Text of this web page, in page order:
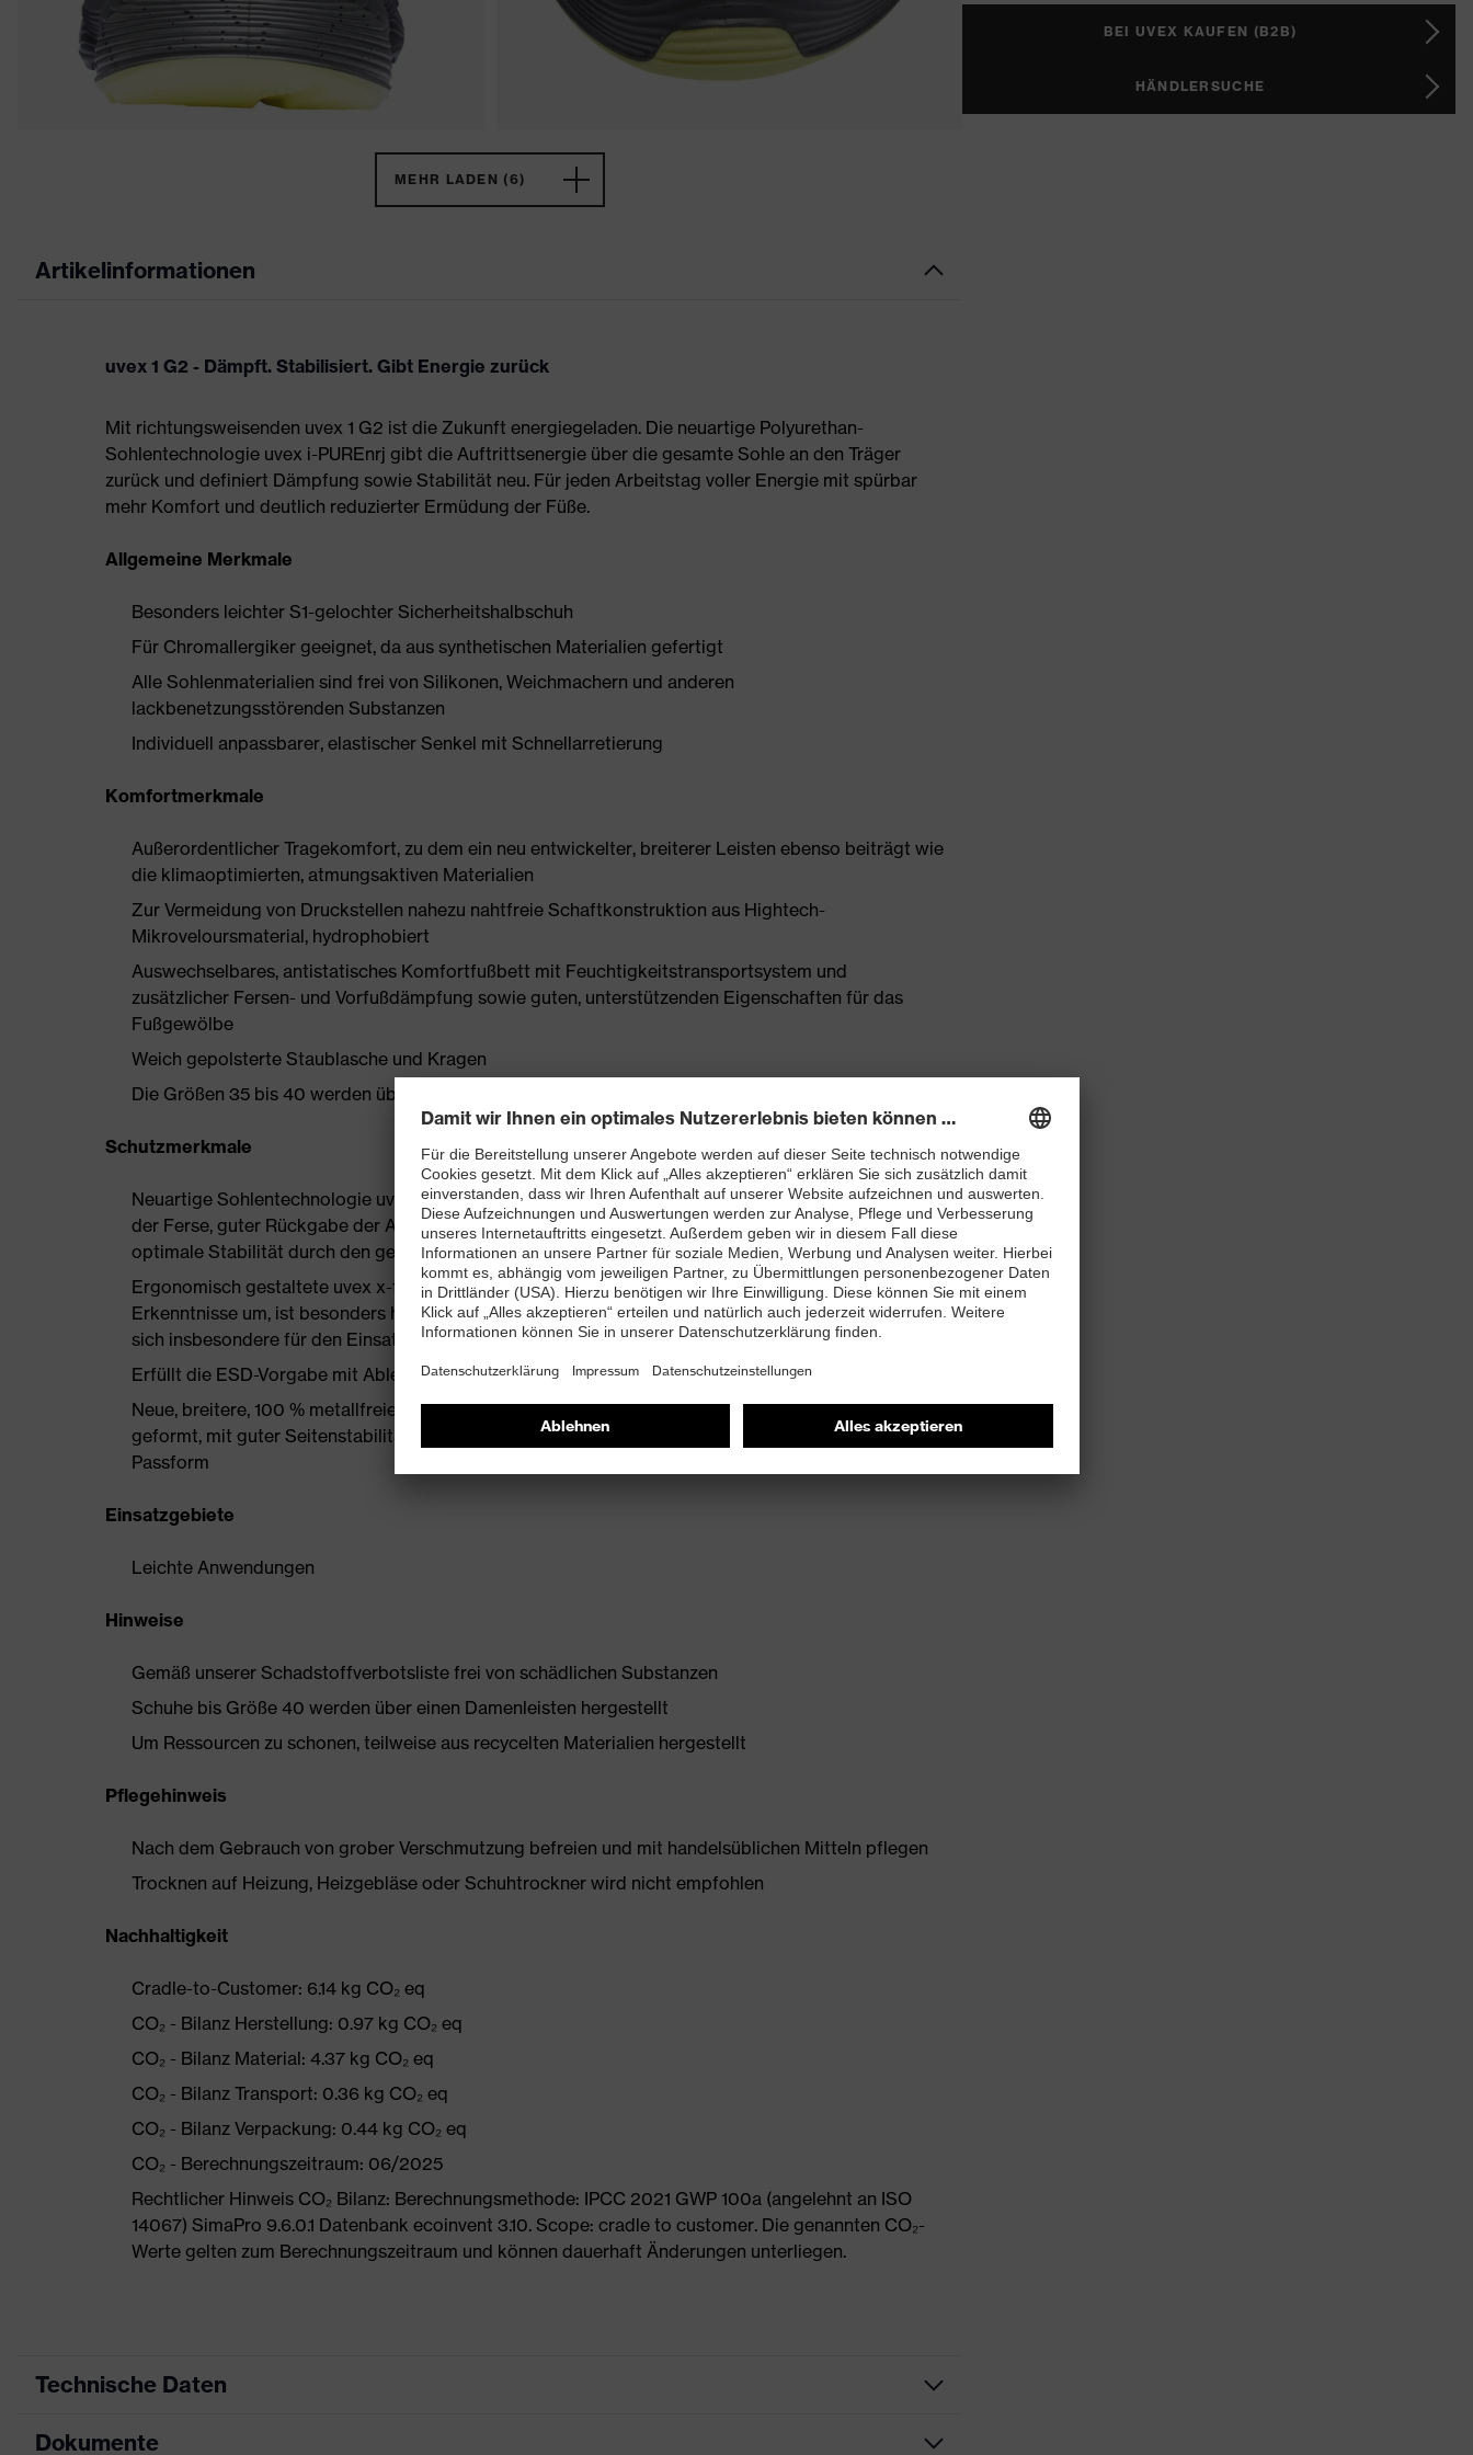
MEHR LADEN (6)
Artikelinformationen
uvex 1 G2 - Dämpft. Stabilisiert. Gibt Energie zurück
Mit richtungsweisenden uvex 1 G2 ist die Zukunft energiegeladen. Die neuartige Polyurethan-
Sohlentechnologie uvex i-PUREnrj gibt die Auftrittsenergie über die gesamte Sohle an den Träger
zurück und definiert Dämpfung sowie Stabilität neu. Für jeden Arbeitstag voller Energie mit spürbar
mehr Komfort und deutlich reduzierter Ermüdung der Füße.
Allgemeine Merkmale
Besonders leichter S1-gelochter Sicherheitshalbschuh
Für Chromallergiker geeignet, da aus synthetischen Materialien gefertigt
Alle Sohlenmaterialien sind frei von Silikonen, Weichmachern und anderen
lackbenetzungsstörenden Substanzen
Individuell anpassbarer, elastischer Senkel mit Schnellarretierung
Komfortmerkmale
Außerordentlicher Tragekomfort, zu dem ein neu entwickelter, breiterer Leisten ebenso beiträgt wie
die klimaoptimierten, atmungsaktiven Materialien
Zur Vermeidung von Druckstellen nahezu nahtfreie Schaftkonstruktion aus Hightech-
Mikroveloursmaterial, hydrophobiert
Auswechselbares, antistatisches Komfortfußbett mit Feuchtigkeitstransportsystem und
zusätzlicher Fersen- und Vorfußdämpfung sowie guten, unterstützenden Eigenschaften für das
Fußgewölbe
Weich gepolsterte Staublasche und Kragen
Die Größen 35 bis 40 werden über einen Damenleisten hergestellt
Schutzmerkmale
Neuartige Sohlentechnologie uvex i-PUREnrj mit besten Dämpfungseigenschaften im Vorfuß und
der Ferse, guter Rückgabe der Auftrittsenergie (Rebound) über die gesamte Zwischensohle und
optimale Stabilität durch den geschäumten Fersenkorb
Ergonomisch gestaltete uvex x-tended grip TPU-Laufsohle setzt neueste biomechanische
Erkenntnisse um, ist besonders haltbar und dadurch sehr rutschhemmend, die Profilierung eignet
sich insbesondere für den Einsatz auf Industrieböden
Erfüllt die ESD-Vorgabe mit Ableitwiderstand kleiner 100 Megaohm
Neue, breitere, 100 % metallfreie uvex xenova®-Zehenschutzkappe – kompakt, anatomisch
geformt, mit guter Seitenstabilität und thermisch nicht leitend, für mehr Zehenfreiheit und optimale
Passform
Einsatzgebiete
Leichte Anwendungen
Hinweise
Gemäß unserer Schadstoffverbotsliste frei von schädlichen Substanzen
Schuhe bis Größe 40 werden über einen Damenleisten hergestellt
Um Ressourcen zu schonen, teilweise aus recycelten Materialien hergestellt
Pflegehinweis
Nach dem Gebrauch von grober Verschmutzung befreien und mit handelsüblichen Mitteln pflegen
Trocknen auf Heizung, Heizgebläse oder Schuhtrockner wird nicht empfohlen
Nachhaltigkeit
Cradle-to-Customer: 6.14 kg CO₂ eq
CO₂ - Bilanz Herstellung: 0.97 kg CO₂ eq
CO₂ - Bilanz Material: 4.37 kg CO₂ eq
CO₂ - Bilanz Transport: 0.36 kg CO₂ eq
CO₂ - Bilanz Verpackung: 0.44 kg CO₂ eq
CO₂ - Berechnungszeitraum: 06/2025
Rechtlicher Hinweis CO₂ Bilanz: Berechnungsmethode: IPCC 2021 GWP 100a (angelehnt an ISO
14067) SimaPro 9.6.0.1 Datenbank ecoinvent 3.10. Scope: cradle to customer. Die genannten CO₂-
Werte gelten zum Berechnungszeitraum und können dauerhaft Änderungen unterliegen.
Technische Daten
Produktart
Dokumente
BEI UVEX KAUFEN (B2B)
HÄNDLERSUCHE